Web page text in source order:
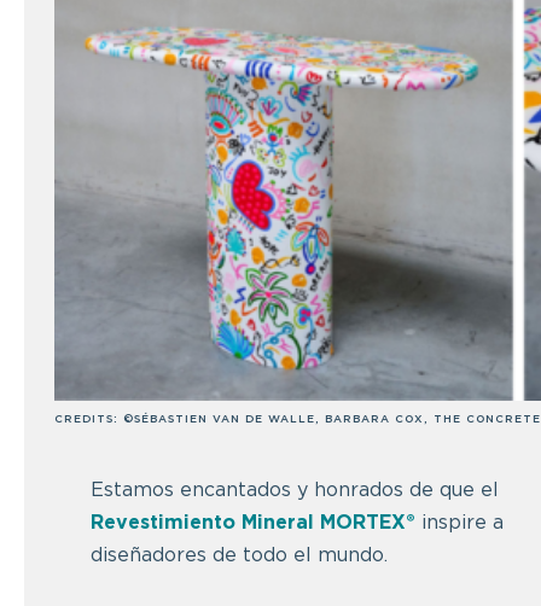
CREDITS: ©SÉBASTIEN VAN DE WALLE, BARBARA COX, THE
Estamos encantados y honrados de que el
Revestimiento Mineral MORTEX® inspire a
diseñadores de todo el mundo.